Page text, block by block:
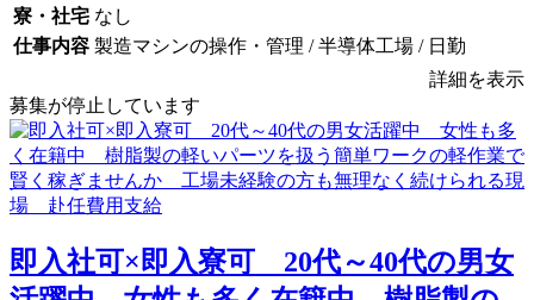
寮・社宅 なし
仕事内容 製造マシンの操作・管理 / 半導体工場 / 日勤
詳細を表示
募集が停止しています
即入社可×即入寮可 20代～40代の男女